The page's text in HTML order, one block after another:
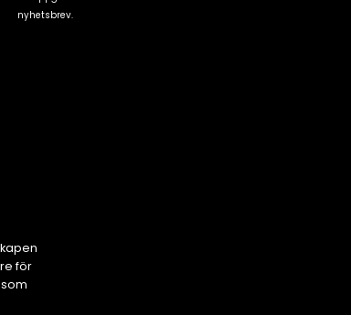
nyhetsbrev.
för